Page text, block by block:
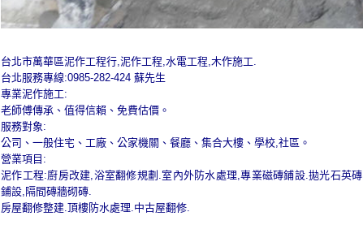
台北市萬華區泥作工程行,泥作工程,水電工程,木作施工.
台北服務專線:0985-282-424 蘇先生
專業泥作施工:
老師傅傳承、值得信賴、免費估價。
服務對象:
公司、一般住宅、工廠、公家機關、餐廳、集合大樓、學校,社區。
營業項目:
泥作工程:廚房改建,浴室翻修規劃.室內外防水處理,專業磁磚鋪設.拋光石英磚
鋪設,隔間磚牆砌磚.
房屋翻修整建.頂樓防水處理.中古屋翻修.